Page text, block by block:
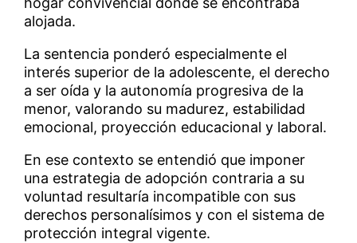
alojada.
La sentencia ponderó especialmente el
interés superior de la adolescente, el derecho
a ser oída y la autonomía progresiva de la
menor, valorando su madurez, estabilidad
emocional, proyección educacional y laboral.
En ese contexto se entendió que imponer
una estrategia de adopción contraria a su
voluntad resultaría incompatible con sus
derechos personalísimos y con el sistema de
protección integral vigente.